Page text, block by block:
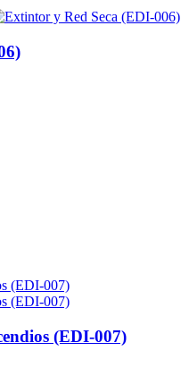
(EDI-007)